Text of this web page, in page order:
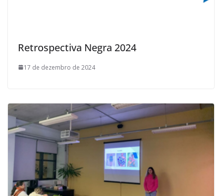
Retrospectiva Negra 2024
17 de dezembro de 2024